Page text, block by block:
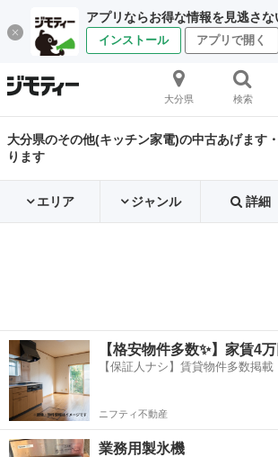
アプリならお得な情報を見逃さな
インストール アプリで開く
大分県 検索
大分県のその他(キッチン家電)の中古あげます
ります
エリア ジャンル 詳細
【格安物件多数✨】家賃4
【保証人ナシ】賃貸物件多数掲載
ニフティ不動産
業務用製氷機